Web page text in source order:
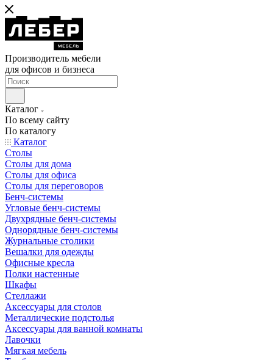
Производитель мебели
для офисов и бизнеса
Каталог
По всему сайту
По каталогу
Каталог
Столы
Столы для дома
Столы для офиса
Столы для переговоров
Бенч-системы
Угловые бенч-системы
Двухрядные бенч-системы
Однорядные бенч-системы
Журнальные столики
Вешалки для одежды
Офисные кресла
Полки настенные
Шкафы
Стеллажи
Аксессуары для столов
Металлические подстолья
Аксессуары для ванной комнаты
Лавочки
Мягкая мебель